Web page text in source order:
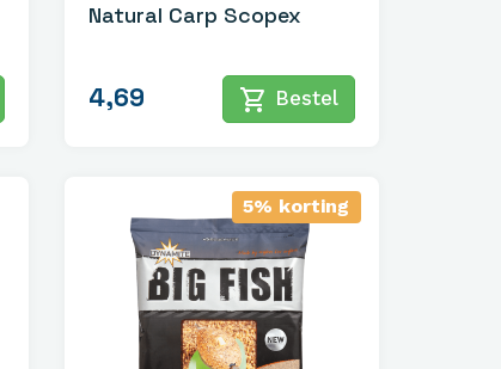
Natural Carp Scopex
4,69 shopping_cart Bestel
5% korting